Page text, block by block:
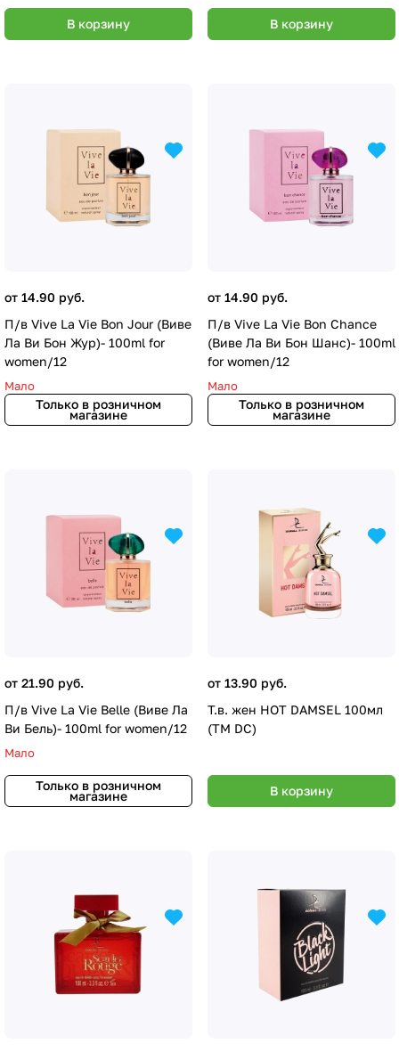
В корзину В корзину
от 14.90 руб.
П/в Vive La Vie Bon Jour (Виве
Ла Ви Бон Жур)- 100ml for
women/12
Мало
Только в розничном
магазине
от 14.90 руб.
П/в Vive La Vie Bon Chance
(Виве Ла Ви Бон Шанс)- 100ml
for women/12
Мало
Только в розничном
магазине
от 21.90 руб.
П/в Vive La Vie Belle (Виве Ла
Ви Бель)- 100ml for women/12
Мало
Только в розничном
магазине
от 13.90 руб.
Т.в. жен HOT DAMSEL 100мл
(ТМ DC)
В корзину